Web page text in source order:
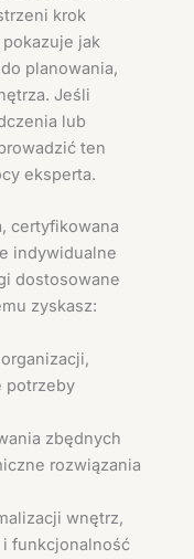
krok
pokazuje jak
planowania,
Jeśli
lub
ten
eksperta.
certyfikowana
indywidualne
dostosowane
zyskasz:
potrzeby
zbędnych
rozwiązania
wnętrz,
funkcjonalność